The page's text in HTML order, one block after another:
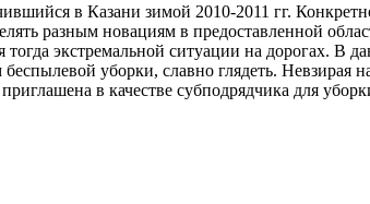
в Казани зимой 2010-2011 гг.
разным новациям в предоставленной
экстремальной ситуации на дорогах. В
уборки, славно глядеть. Невзирая
в качестве субподрядчика для